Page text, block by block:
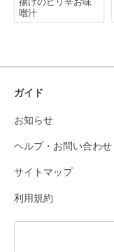
噌汁
ガイド
お知らせ
ヘルプ・お問い合わせ
サイトマップ
利用規約